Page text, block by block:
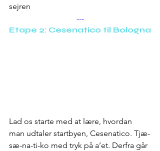
sejren
---
Etape 2: Cesenatico til Bologna
Lad os starte med at lære, hvordan
man udtaler startbyen, Cesenatico. Tjæ-
sæ-na-ti-ko med tryk på a’et. Derfra går